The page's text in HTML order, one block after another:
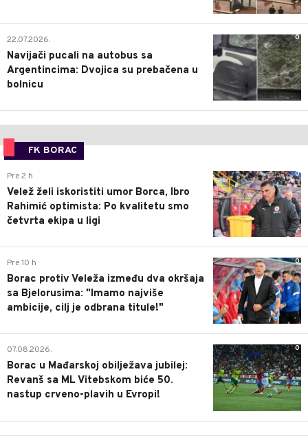
0
22.07.2026.
Navijači pucali na autobus sa
Argentincima: Dvojica su prebačena u
bolnicu
FK BORAC
0
Pre 2 h
Velež želi iskoristiti umor Borca, Ibro
Rahimić optimista: Po kvalitetu smo
četvrta ekipa u ligi
0
Pre 10 h
Borac protiv Veleža između dva okršaja
sa Bjelorusima: "Imamo najviše
ambicije, cilj je odbrana titule!"
0
07.08.2026.
Borac u Mađarskoj obilježava jubilej:
Revanš sa ML Vitebskom biće 50.
nastup crveno-plavih u Evropi!